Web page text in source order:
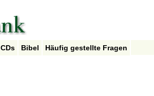
CDs Bibel Häufig gestellte Fragen